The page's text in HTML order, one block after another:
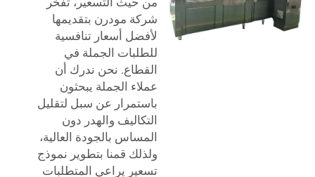
شركة مودرن بتقديمها
لأفضل أسعار تنافسية
للطلبات الجملة في
القطاع. نحن ندرك أن
عملاء الجملة يبحثون
باستمرار عن سبل لتقليل
التكاليف والهدر دون
المساس بالجودة العالية،
ولذلك قمنا بتطوير نموذج
تسعير يراعي المتطلبات